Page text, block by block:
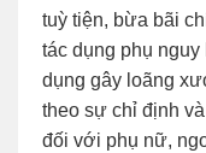
tuỳ tiện, bừa bãi
tác dụng phụ nguy
dụng gây loãng
theo sự chỉ định
đối với phụ nữ,